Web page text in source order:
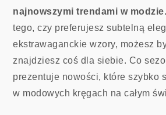
najnowszymi trendami w modzie.
tego, czy preferujesz subtelną
ekstrawaganckie wzory, możesz
znajdziesz coś dla siebie. Co
prezentuje nowości, które szybko
w modowych kręgach na całym